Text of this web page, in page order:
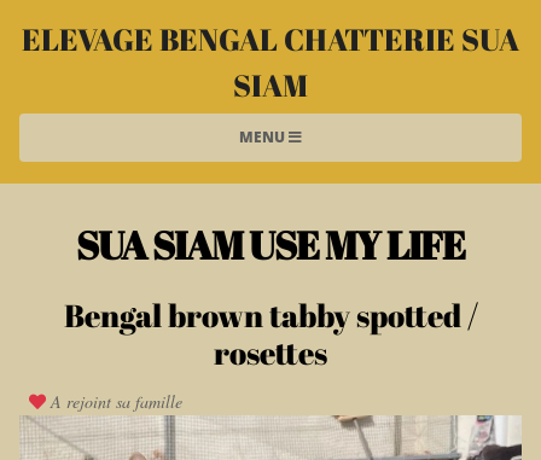
ELEVAGE BENGAL CHATTERIE SUA
SIAM
MENU
SUA SIAM USE MY LIFE
Bengal brown tabby spotted /
rosettes
A rejoint sa famille